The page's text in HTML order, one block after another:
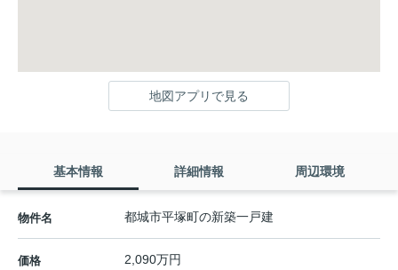
地図アプリで見る
基本情報 詳細情報 周辺環境
物件名 都城市平塚町の新築一戸建
価格 2,090万円